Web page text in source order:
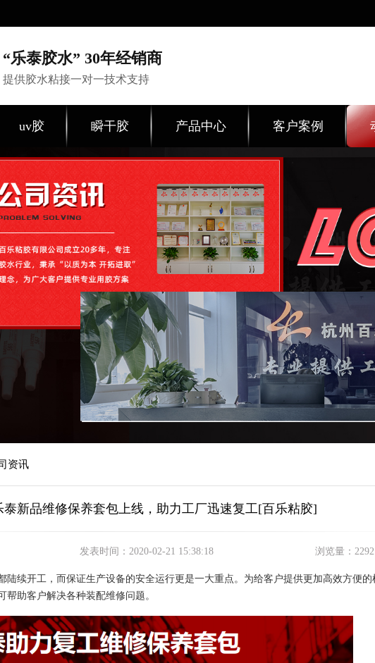
“乐泰胶水” 30年经销商
提供胶水粘接一对一技术支持
uv胶 瞬干胶 产品中心 客户案例
资讯
泰新品维修保养套包上线，助力工厂迅速复工[百乐粘胶]
发表时间： 2020-02-21 15:38:18 浏览量： 2292
陆续开工，而保证生产设备的安全运行更是一大重点。为给客户提供更加高效方便的
帮助客户解决各种装配维修问题。